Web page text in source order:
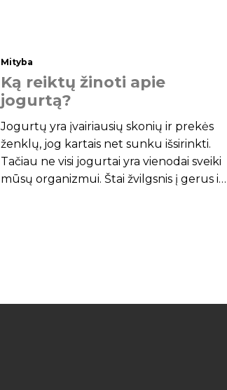
Mityba
Ką reiktų žinoti apie
jogurtą?
Jogurtų yra įvairiausių skonių ir prekės
ženklų, jog kartais net sunku išsirinkti.
Tačiau ne visi jogurtai yra vienodai sveiki
mūsų organizmui. Štai žvilgsnis į gerus ir